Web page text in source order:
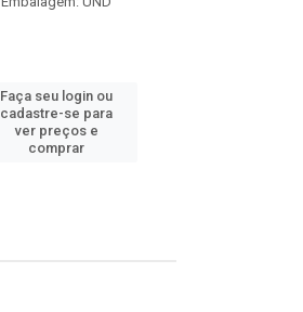
Faça seu login ou
cadastre-se para
ver preços e
comprar